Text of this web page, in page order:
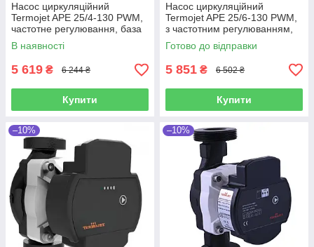
Насос циркуляційний
Termojet APE 25/4-130 PWM,
частотне регулювання, база
130мм
В наявності
5 619 ₴ 6 244 ₴
Купити
Насос циркуляційний
Termojet APE 25/6-130 PWM,
з частотним регулюванням,
база 130мм, для систем
опалення
Готово до відправки
5 851 ₴ 6 502 ₴
Купити
–10% –10%